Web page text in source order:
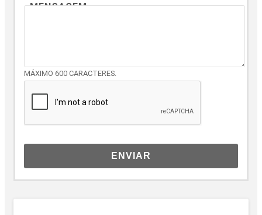
MENSAGEM
MÁXIMO 600 CARACTERES.
ENVIAR